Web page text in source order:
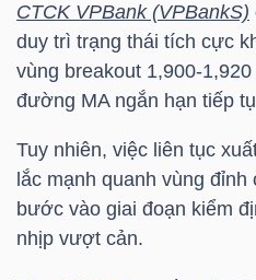
CTCK VPBank (VPBankS)
duy trì trạng thái tích cực
vùng breakout 1,900-
đường MA ngắn hạn tiếp
Tuy nhiên, việc liên tục
lắc mạnh quanh vùng
bước vào giai đoạn kiểm
nhịp vượt cản.
ĐÔNG
DƯƠNG
TÀI
CHÍNH
CÁ
NHÂN